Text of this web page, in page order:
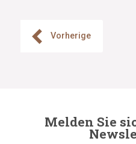
Vorherige
Melden Sie